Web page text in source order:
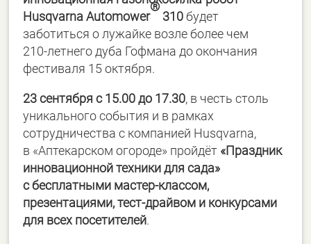
Husqvarna Automower
®
310будет
заботиться о лужайке возле более чем
210-летнего дуба Гофмана до окончания
фестиваля 15 октября.
23 сентября с 15.00 до 17.30, в честь столь
уникального события и в рамках
сотрудничества с компанией Husqvarna,
в «Аптекарском огороде» пройдёт «Праздник
инновационной техники для сада»
с бесплатными мастер-классом,
презентациями, тест-драйвом и конкурсами
для всех посетителей.